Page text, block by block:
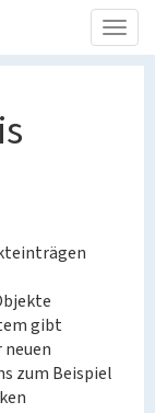
gibt
zum Beispiel